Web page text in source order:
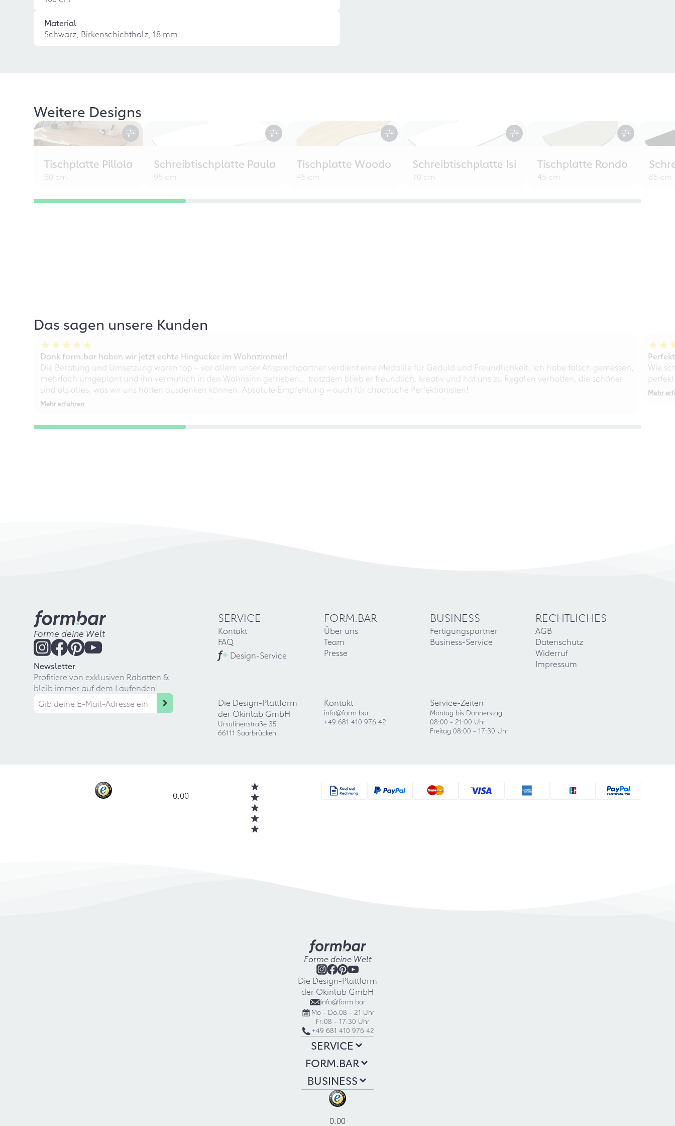
Material
Schwarz, Birkenschichtholz, 18 mm
Weitere Designs
Tischplatte Pillola
80 cm
Schreibtischplatte Paula
95 cm
Tischplatte Woodo
45 cm
Schreibtischplatte Isi
70 cm
Tischplatte Rondo
45 cm 85 cm
Das sagen unsere Kunden
Dank form.bar haben wir jetzt echte Hingucker im Wohnzimmer!
Die Beratung und Umsetzung waren top – vor allem unser Ansprechpartner verdient eine Medaille für Geduld und Freundlichkeit. Ich habe falsch gemessen,
mehrfach umgeplant und ihn vermutlich in den Wahnsinn getrieben… trotzdem blieb er freundlich, kreativ und hat uns zu Regalen verholfen, die schöner
sind als alles, was wir uns hätten ausdenken können. Absolute Empfehlung – auch für chaotische Perfektionisten!
Mehr erfahren
Wie
Mehr
Forme deine Welt
Newsletter
Profitiere von exklusiven Rabatten &
bleib immer auf dem Laufenden!
SERVICE
Kontakt
FAQ
f+ Design-Service
FORM.BAR
Über uns
Team
Presse
BUSINESS
Fertigungspartner
Business-Service
RECHTLICHES
AGB
Datenschutz
Widerruf
Impressum
Die Design-Plattform
der Okinlab GmbH
Ursulinenstraße 35
66111 Saarbrücken
Kontakt
info@form.bar
+49 681 410 976 42
Service-Zeiten
Montag bis Donnerstag
08:00 - 21:00 Uhr
Freitag 08:00 - 17:30 Uhr
0.00
Forme deine Welt
Die Design-Plattform
der Okinlab GmbH
info@form.bar
Mo - Do:08 - 21 Uhr
Fr:08 - 17:30 Uhr
+49 681 410 976 42
SERVICE
FORM.BAR
BUSINESS
0.00